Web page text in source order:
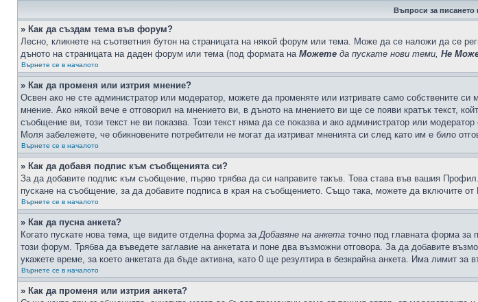
Въпроси за
» Как да създам тема във форум?
Лесно, кликнете на съответния бутон на страницата на някой форум или тема. Може да се наложи да се
дъното на страницата на даден форум или тема (под формата на Можете да пускате нови теми, Не
Върнете се в началото
» Как да променя или изтрия мнение?
Освен ако не сте администратор или модератор, можете да променяте или изтривате само собствените
мнение. Ако някой вече е отговорил на мнението ви, в дъното на мнението ви ще се появи кратък текст,
съобщение ви, този текст не ви показва. Този текст няма да се показва и ако администратор или
Моля забележете, че обикновените потребители не могат да изтриват мненията си след като им е било
Върнете се в началото
» Как да добавя подпис към съобщенията си?
За да добавите подпис към съобщение, първо трябва да си направите такъв. Това става във вашия
пускане на съобщение, за да добавите подписа в края на съобщението. Също така, можете да включите
Върнете се в началото
» Как да пусна анкета?
Когато пускате нова тема, ще видите отделна форма заДобавяне на анкета точно под главната форма за
този форум. Трябва да въведете заглавие на анкетата и поне два възможни отговора. За да добавите
укажете време, за което анкетата да бъде активна, като 0 ще резултира в безкрайна анкета. Има лимит
Върнете се в началото
» Как да променя или изтрия анкета?